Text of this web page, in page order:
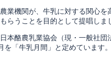
業機関が、牛乳に対する関心
らうことを目的として提唱しま
本酪農乳業協会（現・一般社
を「牛乳月間」と定めています。